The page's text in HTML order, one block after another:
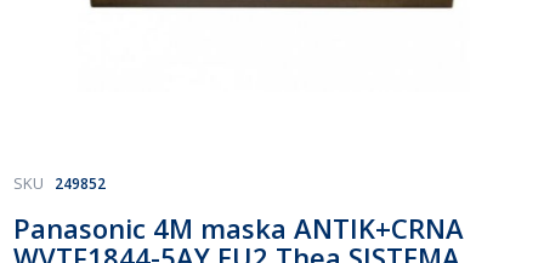
Skip
the
beginning
Panasonic 4M maska ANTIK+CRNA
SKU 249852